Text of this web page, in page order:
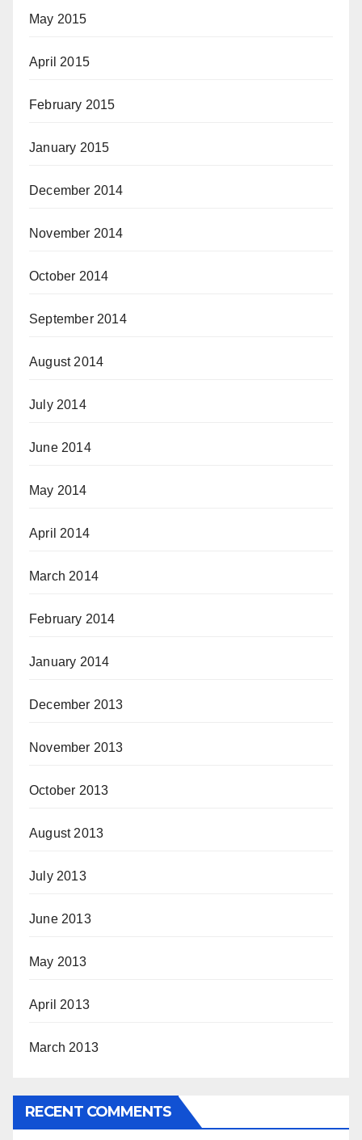
May 2015
April 2015
February 2015
January 2015
December 2014
November 2014
October 2014
September 2014
August 2014
July 2014
June 2014
May 2014
April 2014
March 2014
February 2014
January 2014
December 2013
November 2013
October 2013
August 2013
July 2013
June 2013
May 2013
April 2013
March 2013
RECENT COMMENTS